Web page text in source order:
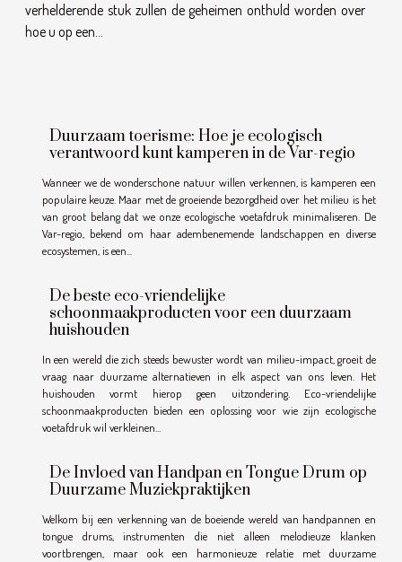
verhelderende stuk zullen de geheimen onthuld worden over
hoe u op een...
Duurzaam toerisme: Hoe je ecologisch
verantwoord kunt kamperen in de Var-regio
Wanneer we de wonderschone natuur willen verkennen, is kamperen een
populaire keuze. Maar met de groeiende bezorgdheid over het milieu is het
van groot belang dat we onze ecologische voetafdruk minimaliseren. De
Var-regio, bekend om haar adembenemende landschappen en diverse
ecosystemen, is een...
De beste eco-vriendelijke
schoonmaakproducten voor een duurzaam
huishouden
In een wereld die zich steeds bewuster wordt van milieu-impact, groeit de
vraag naar duurzame alternatieven in elk aspect van ons leven. Het
huishouden vormt hierop geen uitzondering. Eco-vriendelijke
schoonmaakproducten bieden een oplossing voor wie zijn ecologische
voetafdruk wil verkleinen...
De Invloed van Handpan en Tongue Drum op
Duurzame Muziekpraktijken
Welkom bij een verkenning van de boeiende wereld van handpannen en
tongue drums, instrumenten die niet alleen melodieuze klanken
voortbrengen, maar ook een harmonieuze relatie met duurzame